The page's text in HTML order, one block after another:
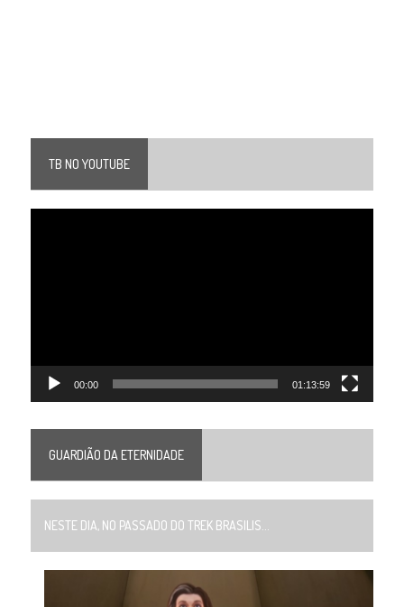
TB NO YOUTUBE
00:00 01:13:59
GUARDIÃO DA ETERNIDADE
NESTE DIA, NO PASSADO DO TREK BRASILIS...